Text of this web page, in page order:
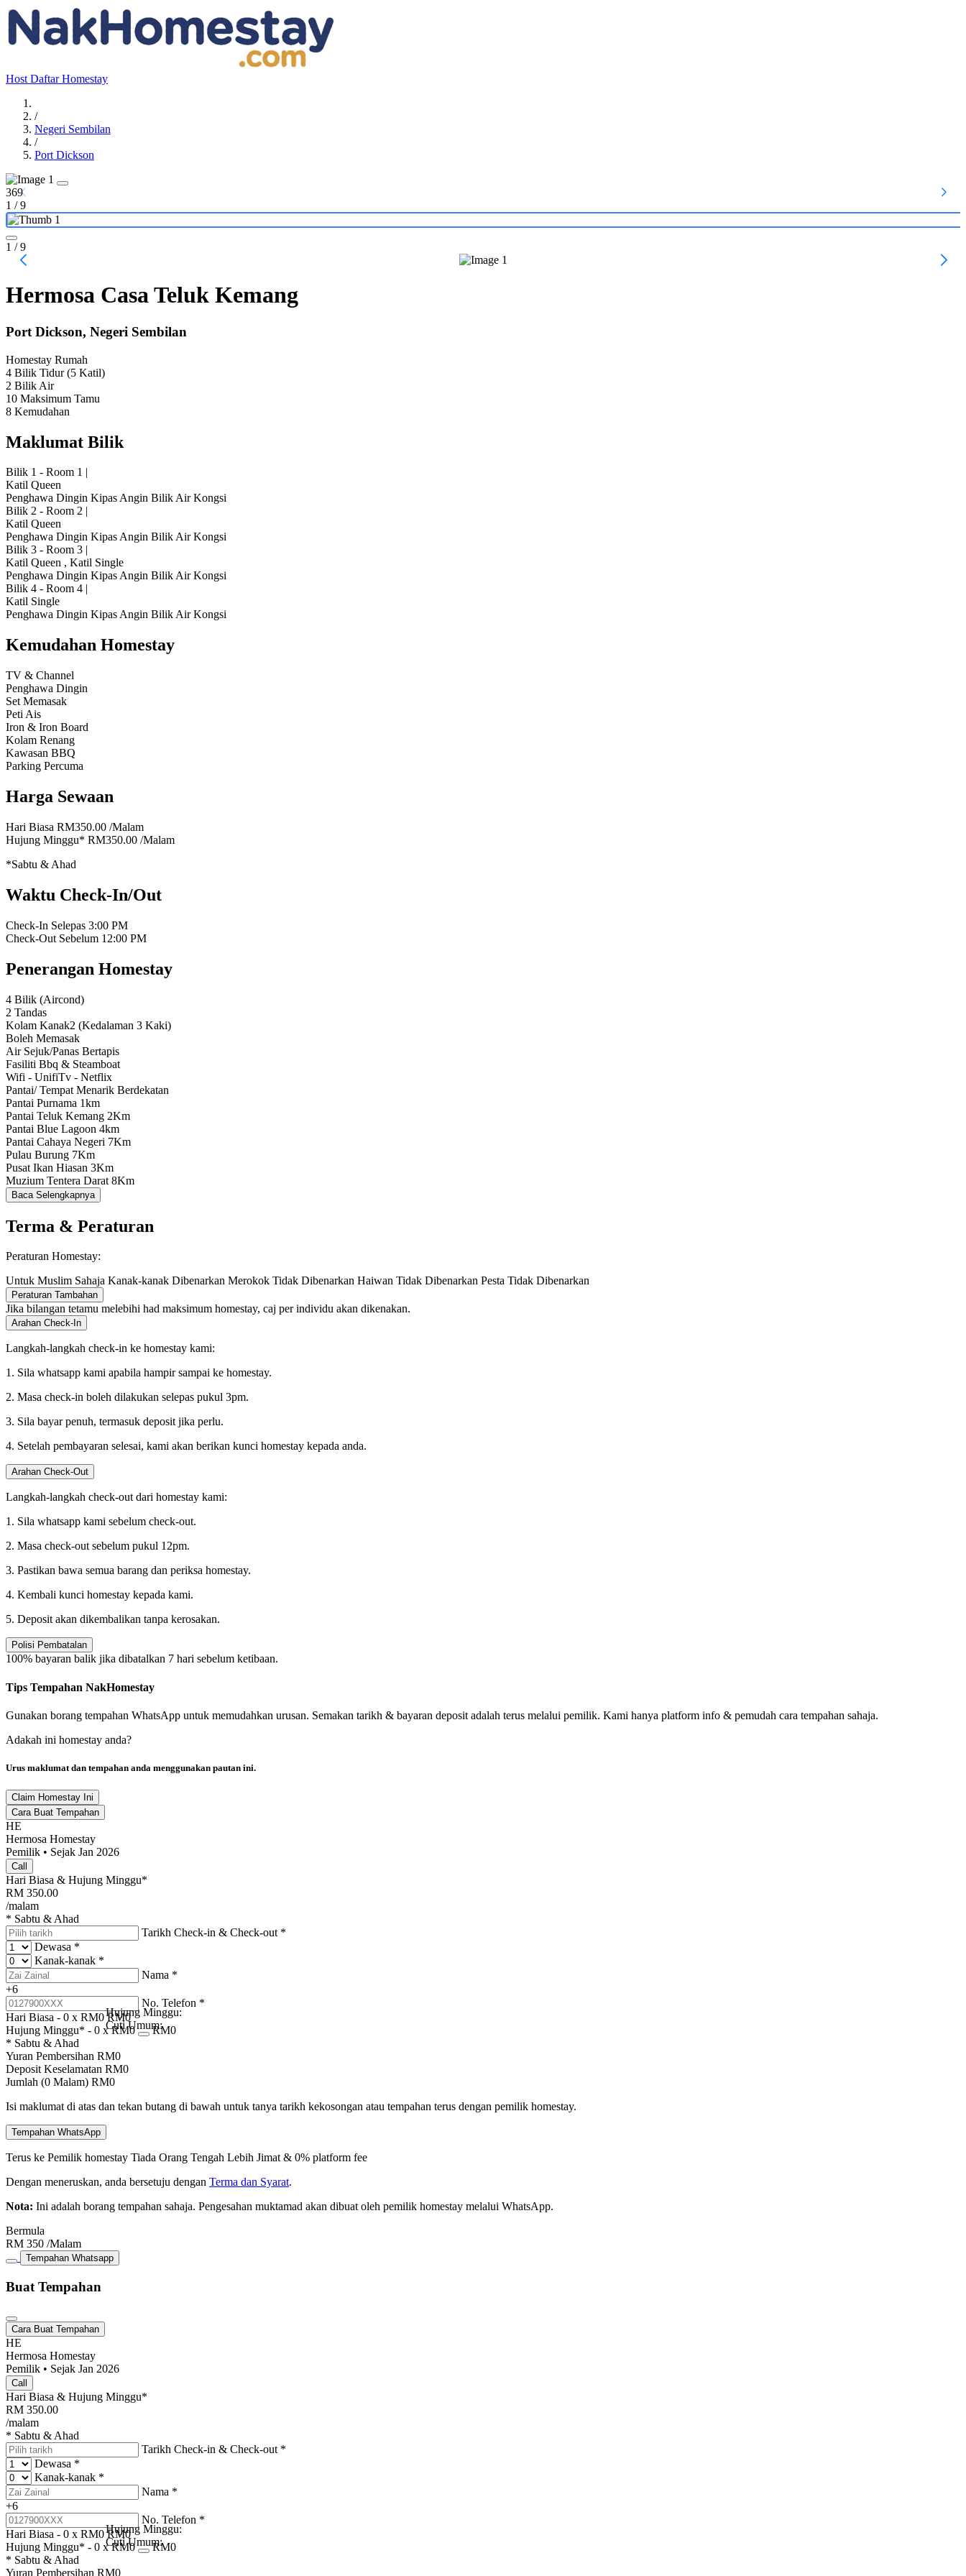
Host Daftar Homestay
/
Negeri Sembilan
/
Port Dickson
369
1 /9
1 / 9
Hermosa Casa Teluk Kemang
Port Dickson, Negeri Sembilan
Homestay Rumah
4 Bilik Tidur(5 Katil)
2 Bilik Air
10 Maksimum Tamu
8 Kemudahan
Maklumat Bilik
Bilik 1 - Room 1 |
Katil Queen
Penghawa Dingin Kipas Angin Bilik Air Kongsi
Bilik 2 - Room 2 |
Katil Queen
Penghawa Dingin Kipas Angin Bilik Air Kongsi
Bilik 3 - Room 3 |
Katil Queen , Katil Single
Penghawa Dingin Kipas Angin Bilik Air Kongsi
Bilik 4 - Room 4 |
Katil Single
Penghawa Dingin Kipas Angin Bilik Air Kongsi
Kemudahan Homestay
TV & Channel
Penghawa Dingin
Set Memasak
Peti Ais
Iron & Iron Board
Kolam Renang
Kawasan BBQ
Parking Percuma
Harga Sewaan
Hari Biasa RM350.00 /Malam
Hujung Minggu* RM350.00 /Malam
*Sabtu & Ahad
Waktu Check-In/Out
Check-In Selepas 3:00 PM
Check-Out Sebelum 12:00 PM
Penerangan Homestay
4 Bilik (Aircond)
2 Tandas
Kolam Kanak2 (Kedalaman 3 Kaki)
Boleh Memasak
Air Sejuk/Panas Bertapis
Fasiliti Bbq & Steamboat
Wifi - UnifiTv - Netflix
Pantai/ Tempat Menarik Berdekatan
Pantai Purnama 1km
Pantai Teluk Kemang 2Km
Pantai Blue Lagoon 4km
Pantai Cahaya Negeri 7Km
Pulau Burung 7Km
Pusat Ikan Hiasan 3Km
Muzium Tentera Darat 8Km
Baca Selengkapnya
Terma & Peraturan
Peraturan Homestay:
Untuk Muslim Sahaja Kanak-kanak Dibenarkan Merokok Tidak Dibenarkan Haiwan Tidak Dibenarkan Pesta Tidak Dibenarkan
Peraturan Tambahan
Jika bilangan tetamu melebihi had maksimum homestay, caj per individu akan dikenakan.
Arahan Check-In
Langkah-langkah check-in ke homestay kami:
1. Sila whatsapp kami apabila hampir sampai ke homestay.
2. Masa check-in boleh dilakukan selepas pukul 3pm.
3. Sila bayar penuh, termasuk deposit jika perlu.
4. Setelah pembayaran selesai, kami akan berikan kunci homestay kepada anda.
Arahan Check-Out
Langkah-langkah check-out dari homestay kami:
1. Sila whatsapp kami sebelum check-out.
2. Masa check-out sebelum pukul 12pm.
3. Pastikan bawa semua barang dan periksa homestay.
4. Kembali kunci homestay kepada kami.
5. Deposit akan dikembalikan tanpa kerosakan.
Polisi Pembatalan
100% bayaran balik jika dibatalkan 7 hari sebelum ketibaan.
Tips Tempahan NakHomestay
Gunakan borang tempahan WhatsApp untuk memudahkan urusan. Semakan tarikh & bayaran deposit adalah terus melalui pemilik. Kami hanya platform info & pemudah cara tempahan sahaja.
Adakah ini homestay anda?
Urus maklumat dan tempahan anda menggunakan pautan ini.
Claim Homestay Ini
Cara Buat Tempahan
HE
Hermosa Homestay
Pemilik • Sejak Jan 2026
Call
Hari Biasa & Hujung Minggu*
RM 350.00
/malam
* Sabtu & Ahad
Tarikh Check-in & Check-out *
Dewasa *
Kanak-kanak *
Nama *
+6
No. Telefon *
Hari Biasa - 0 x RM0 RM0
Hujung Minggu* - 0 x RM0
Hujung Minggu:
Cuti Umum:RM0
* Sabtu & Ahad
Yuran Pembersihan RM0
Deposit Keselamatan RM0
Jumlah (0 Malam) RM0
Isi maklumat di atas dan tekan butang di bawah untuk tanya tarikh kekosongan atau tempahan terus dengan pemilik homestay.
Tempahan WhatsApp
Terus ke Pemilik homestay Tiada Orang Tengah Lebih Jimat & 0% platform fee
Dengan meneruskan, anda bersetuju dengan Terma dan Syarat.
Nota: Ini adalah borang tempahan sahaja. Pengesahan muktamad akan dibuat oleh pemilik homestay melalui WhatsApp.
Bermula
RM 350 /Malam
Tempahan Whatsapp
Buat Tempahan
Cara Buat Tempahan
HE
Hermosa Homestay
Pemilik • Sejak Jan 2026
Call
Hari Biasa & Hujung Minggu*
RM 350.00
/malam
* Sabtu & Ahad
Tarikh Check-in & Check-out *
Dewasa *
Kanak-kanak *
Nama *
+6
No. Telefon *
Hari Biasa - 0 x RM0 RM0
Hujung Minggu* - 0 x RM0
Hujung Minggu:
Cuti Umum:RM0
* Sabtu & Ahad
Yuran Pembersihan RM0